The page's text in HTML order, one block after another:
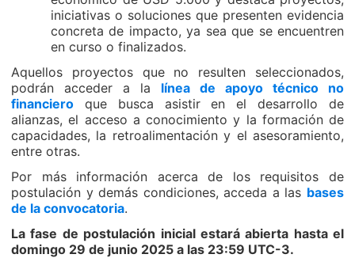
iniciativas o soluciones que presenten evidencia
concreta de impacto, ya sea que se encuentren
en curso o finalizados.
Aquellos proyectos que no resulten seleccionados,
podrán acceder a la línea de apoyo técnico no
financiero que busca asistir en el desarrollo de
alianzas, el acceso a conocimiento y la formación de
capacidades, la retroalimentación y el asesoramiento,
entre otras.
Por más información acerca de los requisitos de
postulación y demás condiciones, acceda a las bases
de la convocatoria.
La fase de postulación inicial estará abierta hasta el
domingo 29 de junio 2025 a las 23:59 UTC-3.